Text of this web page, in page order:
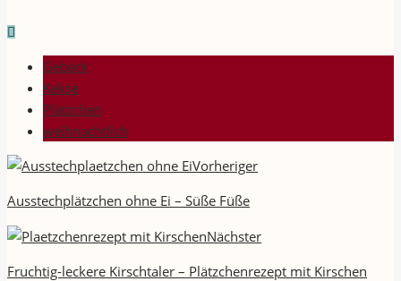
Gebäck
Kekse
Plätzchen
weihnachtlich
Vorheriger
Ausstechplätzchen ohne Ei – Süße Füße
Nächster
Fruchtig-leckere Kirschtaler – Plätzchenrezept mit Kirschen